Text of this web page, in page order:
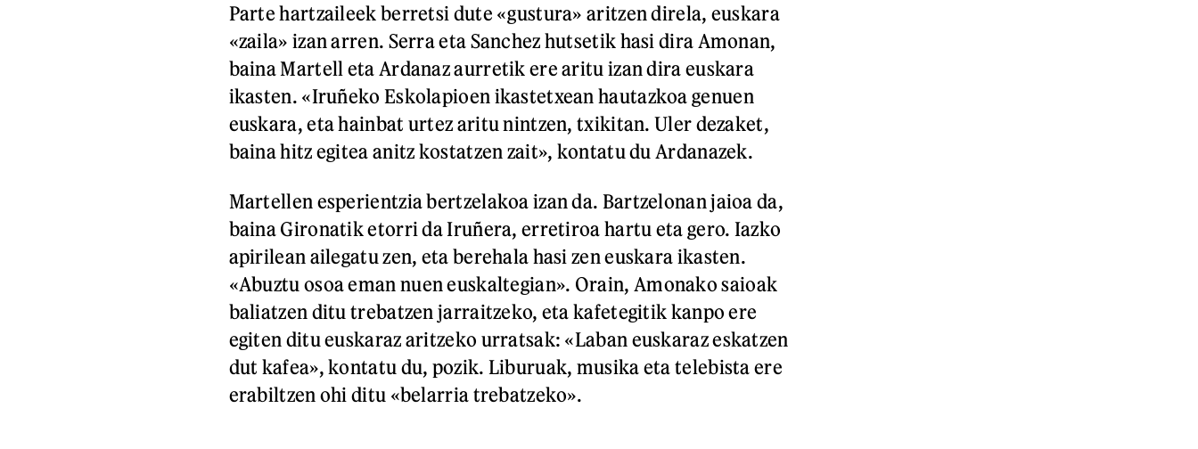
Parte hartzaileek berretsi dute «gustura» aritzen direla, euskara
«zaila» izan arren. Serra eta Sanchez hutsetik hasi dira Amonan,
baina Martell eta Ardanaz aurretik ere aritu izan dira euskara
ikasten. «Iruñeko Eskolapioen ikastetxean hautazkoa genuen
euskara, eta hainbat urtez aritu nintzen, txikitan. Uler dezaket,
baina hitz egitea anitz kostatzen zait», kontatu du Ardanazek.
Martellen esperientzia bertzelakoa izan da. Bartzelonan jaioa da,
baina Gironatik etorri da Iruñera, erretiroa hartu eta gero. Iazko
apirilean ailegatu zen, eta berehala hasi zen euskara ikasten.
«Abuztu osoa eman nuen euskaltegian». Orain, Amonako saioak
baliatzen ditu trebatzen jarraitzeko, eta kafetegitik kanpo ere
egiten ditu euskaraz aritzeko urratsak: «Laban euskaraz eskatzen
dut kafea», kontatu du, pozik. Liburuak, musika eta telebista ere
erabiltzen ohi ditu «belarria trebatzeko».